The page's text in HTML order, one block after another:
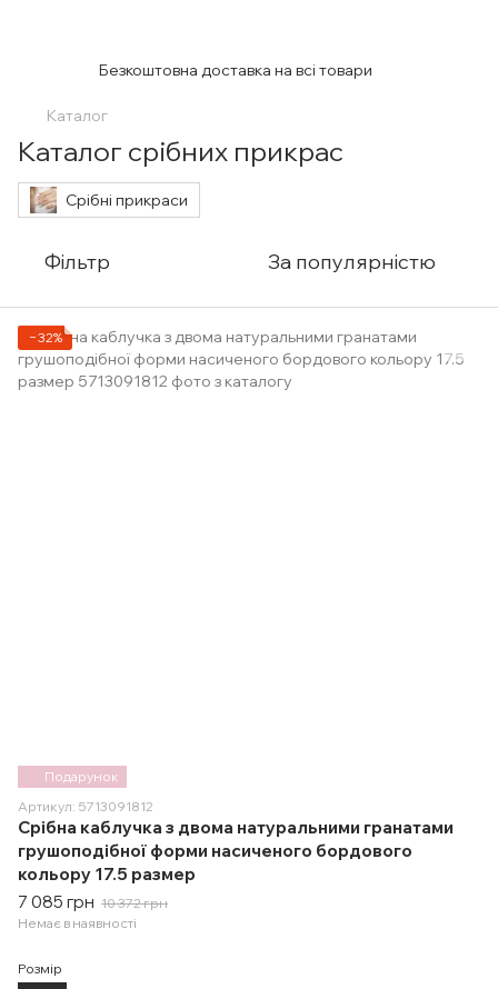
Безкоштовна доставка на всі товари
Каталог
Каталог срібних прикрас
Срібні прикраси
Фільтр За популярністю
Подарунок
−32%
Артикул: 5713091812
Срібна каблучка з двома натуральними гранатами
грушоподібної форми насиченого бордового
кольору 17.5 размер
7 085 грн 10 372 грн
Немає в наявності
Розмір